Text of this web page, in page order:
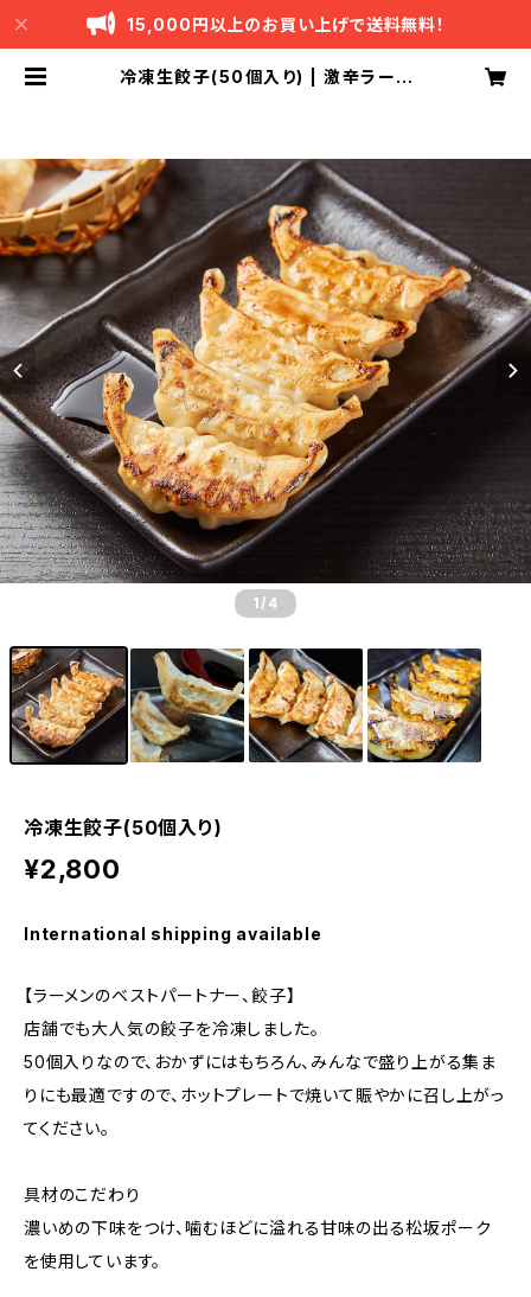
15,000円以上のお買い上げで送料無料！
冷凍生餃子(50個入り) | 激辛ラーメ
1 /4
冷凍生餃子(50個入り)
¥2,800
International shipping available
【ラーメンのベストパートナー、餃子】
店舗でも大人気の餃子を冷凍しました。
50個入りなので、おかずにはもちろん、みんなで盛り上がる集ま
りにも最適ですので、ホットプレートで焼いて賑やかに召し上がっ
てください。
具材のこだわり
濃いめの下味をつけ、噛むほどに溢れる甘味の出る松坂ポーク
を使用しています。